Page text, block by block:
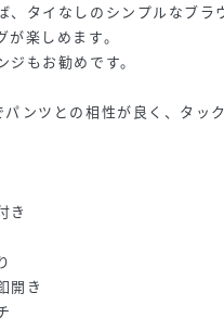
、タイなしのシンプルなブラ
楽しめます。
もお勧めです。
ンツとの相性が良く、タッ
き
開き